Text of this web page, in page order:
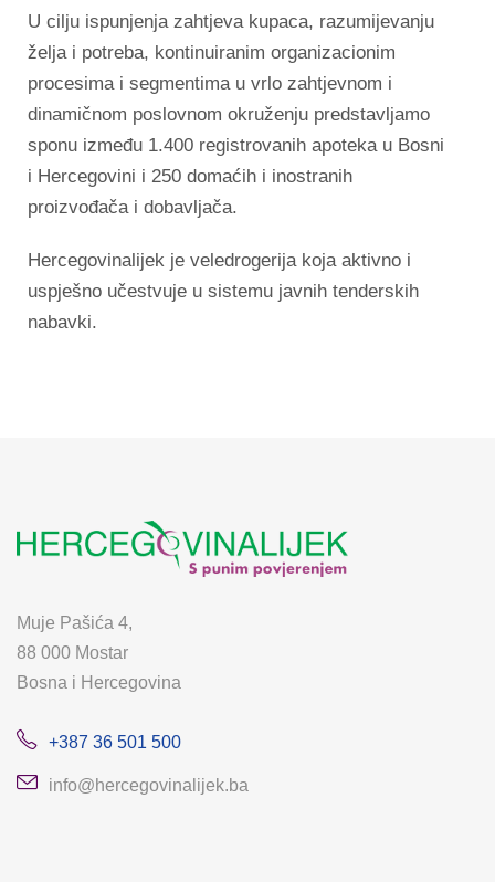
U cilju ispunjenja zahtjeva kupaca, razumijevanju
želja i potreba, kontinuiranim organizacionim
procesima i segmentima u vrlo zahtjevnom i
dinamičnom poslovnom okruženju predstavljamo
sponu između 1.400 registrovanih apoteka u Bosni
i Hercegovini i 250 domaćih i inostranih
proizvođača i dobavljača.
Hercegovinalijek je veledrogerija koja aktivno i
uspješno učestvuje u sistemu javnih tenderskih
nabavki.
Muje Pašića 4,
88 000 Mostar
Bosna i Hercegovina
+387 36 501 500
info@hercegovinalijek.ba